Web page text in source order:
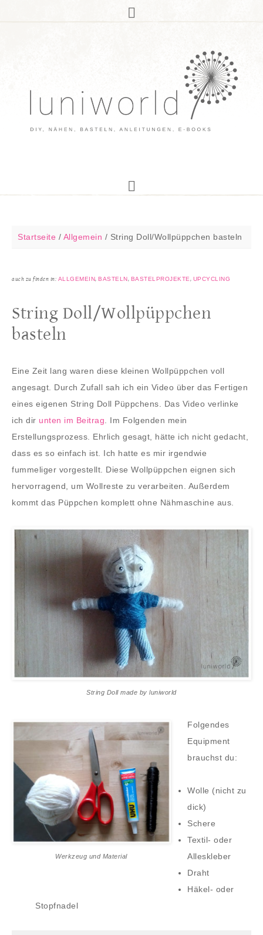
Startseite / Allgemein / String Doll/Wollpüppchen basteln
auch zu finden in: ALLGEMEIN, BASTELN, BASTELPROJEKTE, UPCYCLING
String Doll/Wollpüppchen
basteln
Eine Zeit lang waren diese kleinen Wollpüppchen voll
angesagt. Durch Zufall sah ich ein Video über das Fertigen
eines eigenen String Doll Püppchens. Das Video verlinke
ich dir unten im Beitrag . Im Folgenden mein
Erstellungsprozess. Ehrlich gesagt, hätte ich nicht gedacht,
dass es so einfach ist. Ich hatte es mir irgendwie
fummeliger vorgestellt. Diese Wollpüppchen eignen sich
hervorragend, um Wollreste zu verarbeiten. Außerdem
kommt das Püppchen komplett ohne Nähmaschine aus.
String Doll made by luniworld
Werkzeug und Material
Folgendes
Equipment
brauchst du:
Wolle (nicht zu
dick)
Schere
Textil- oder
Alleskleber
Draht
Häkel- oder
Stopfnadel